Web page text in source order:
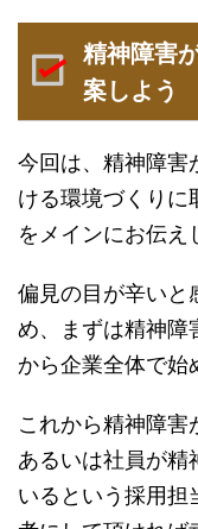
精神障害
案しよう
今回は、精神障害
ける環境づくりに
をメインにお伝え
偏見の目が辛いと
め、まずは精神障
から企業全体で始
これから精神障害
あるいは社員が精
いるという採用担